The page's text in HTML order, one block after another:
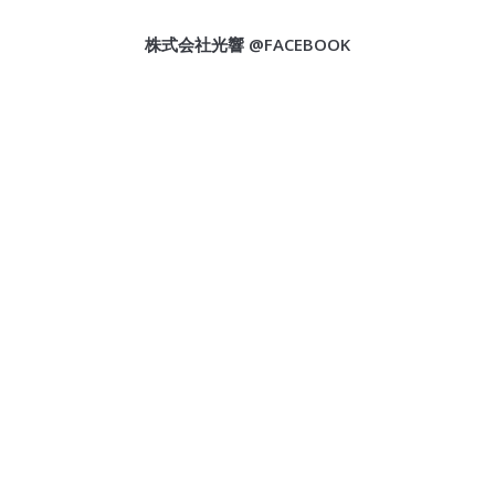
株式会社光響 @FACEBOOK